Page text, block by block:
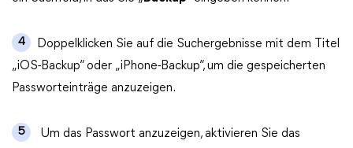
4
Doppelklicken Sie auf die Suchergebnisse mit dem Titel
„iOS-Backup“ oder „iPhone-Backup“, um die gespeicherten
Passworteinträge anzuzeigen.
5
Um das Passwort anzuzeigen, aktivieren Sie das